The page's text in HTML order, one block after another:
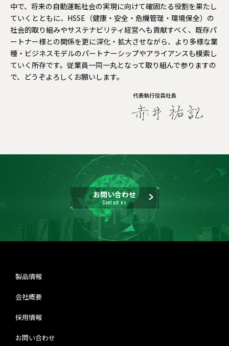
中で、将来の自動運転社会の実現に向けて確固たる役割を果たし
ていくとともに、HSSE（健康・安全・危機管理・環境保全）の
社会的取り組みやサステナビリティ経営へも貢献すべく、既存パ
ートナー様との関係を更に深化・拡大させながら、より多様な業
種・ビジネスモデルのパートナーシップやアライアンスも模索し
ていく所存です。従業員一同一丸となって取り組んで参りますの
で、どうぞよろしくお願いします。
お問い合わせ
Contact us
製品情報
会社概要
採用情報
お問い合わせ